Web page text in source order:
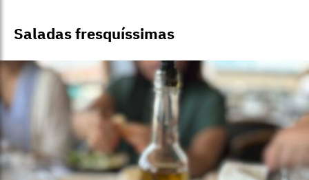
Saladas fresquíssimas